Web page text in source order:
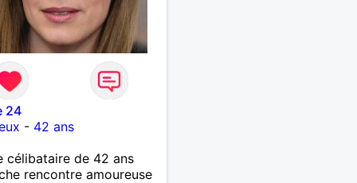
24
- 42 ans
célibataire de 42 ans
rencontre amoureuse